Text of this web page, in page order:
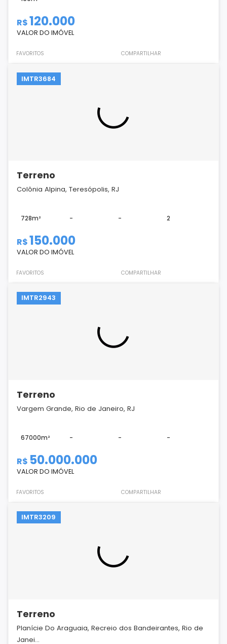
R$120.000
VALOR DO IMÓVEL
FAVORITOS COMPARTILHAR
IMTR3684
Terreno
Colônia Alpina, Teresópolis, RJ
728m² - - 2
R$150.000
VALOR DO IMÓVEL
FAVORITOS COMPARTILHAR
IMTR2943
Terreno
Vargem Grande, Rio de Janeiro, RJ
67000m² - - -
R$ 50.000.000
VALOR DO IMÓVEL
FAVORITOS COMPARTILHAR
IMTR3209
Terreno
Planície Do Araguaia, Recreio dos Bandeirantes, Rio de
Janei...